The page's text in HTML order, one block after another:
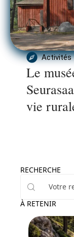
Activités
Le
vie
RECHERCHE
À RETENIR